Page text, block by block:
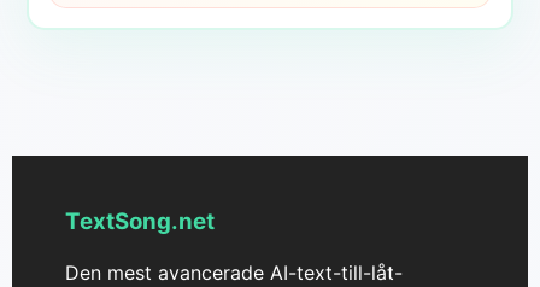
TextSong.net
Den mest avancerade AI-text-till-låt-